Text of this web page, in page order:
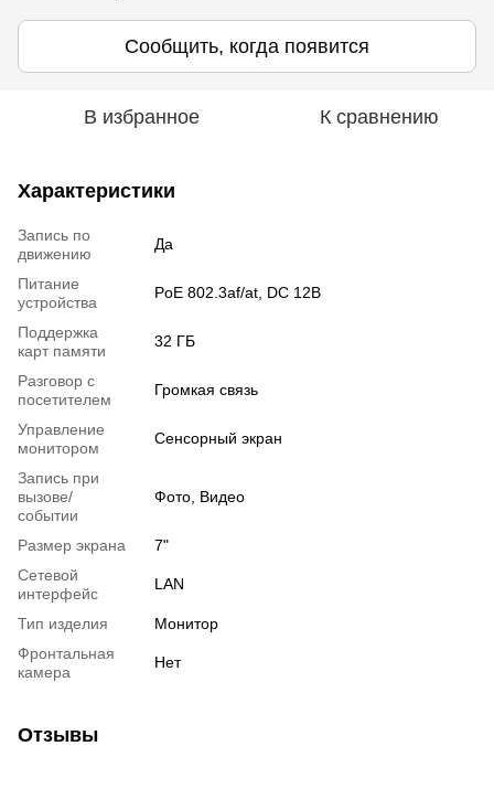
Сообщить, когда появится
В избранное К сравнению
Характеристики
Запись по
движению
Да
Питание
устройства
PoE 802.3af/at, DC 12В
Поддержка
карт памяти
32 ГБ
Разговор с
посетителем
Громкая связь
Управление
монитором
Сенсорный экран
Запись при
вызове/
событии
Фото, Видео
Размер экрана
7"
Сетевой
интерфейс
LAN
Тип изделия
Монитор
Фронтальная
камера
Нет
Отзывы